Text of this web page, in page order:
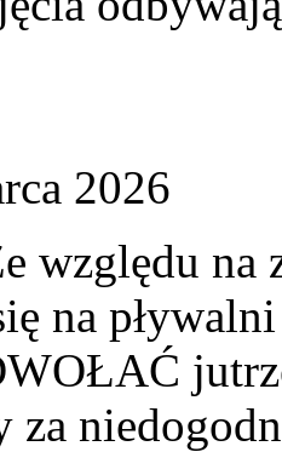
2026
względu na
na
za